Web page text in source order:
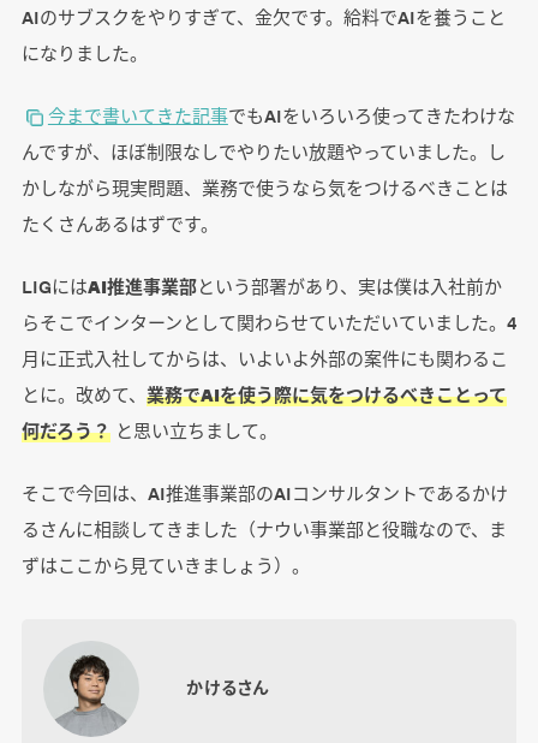
AIのサブスクをやりすぎて、金欠です。給料でAIを養うこと
になりました。
今まで書いてきた記事でもAIをいろいろ使ってきたわけな
んですが、ほぼ制限なしでやりたい放題やっていました。し
かしながら現実問題、業務で使うなら気をつけるべきことは
たくさんあるはずです。
LIGにはAI推進事業部という部署があり、実は僕は入社前か
らそこでインターンとして関わらせていただいていました。4
月に正式入社してからは、いよいよ外部の案件にも関わるこ
とに。改めて、 業務でAIを使う際に気をつけるべきことって
何だろう？と思い立ちまして。
そこで今回は、AI推進事業部のAIコンサルタントであるかけ
るさんに相談してきました（ナウい事業部と役職なので、ま
ずはここから見ていきましょう）。
かけるさん